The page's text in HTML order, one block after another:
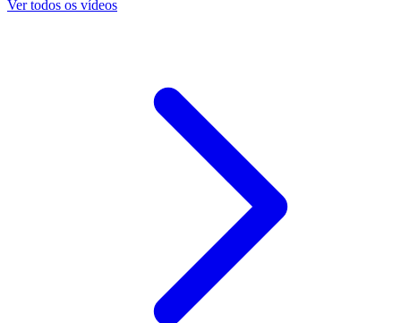
Ver todos os vídeos